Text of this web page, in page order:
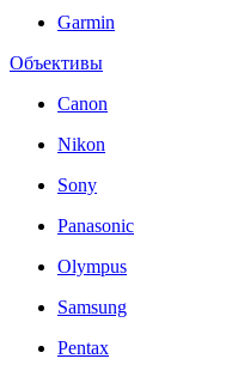
Garmin
Объективы
Canon
Nikon
Sony
Panasonic
Olympus
Samsung
Pentax